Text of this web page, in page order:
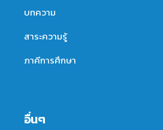
บทความ
สาระความรู้
ภาคีการศึกษา
อื่นๆ